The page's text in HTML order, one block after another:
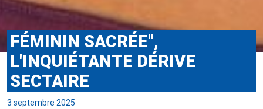
FÉMININ SACRÉE",
L'INQUIÉTANTE DÉRIVE
SECTAIRE
3 septembre 2025